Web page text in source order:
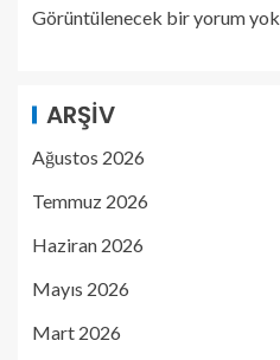
Görüntülenecek bir yorum yok.
ARŞIV
Ağustos 2026
Temmuz 2026
Haziran 2026
Mayıs 2026
Mart 2026